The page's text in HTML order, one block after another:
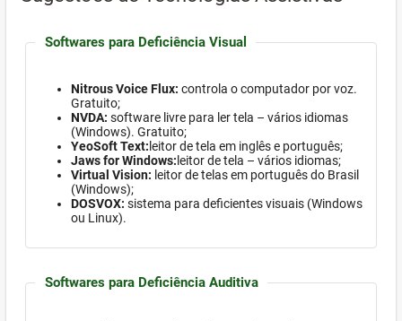
Softwares para Deficiência Visual
Nitrous Voice Flux: controla o computador por voz.
Gratuito;
NVDA: software livre para ler tela – vários idiomas
(Windows). Gratuito;
YeoSoft Text: leitor de tela em inglês e português;
Jaws for Windows: leitor de tela – vários idiomas;
Virtual Vision: leitor de telas em português do Brasil
(Windows);
DOSVOX: sistema para deficientes visuais (Windows
ou Linux).
Softwares para Deficiência Auditiva